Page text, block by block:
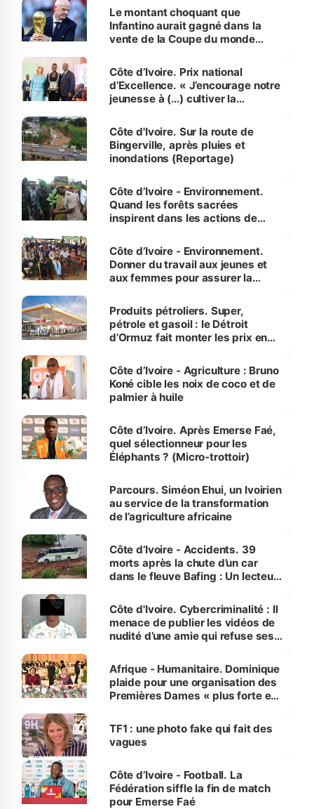
Le montant choquant que
Infantino aurait gagné dans la
vente de la Coupe du monde
Côte d’Ivoire. Prix national
d’Excellence. « J’encourage notre
jeunesse à (…) cultiver la
(Alassane Ouattara
Côte d'Ivoire. Sur la route de
Bingerville, après pluies et
inondations (Reportage)
Côte d’Ivoire - Environnement.
Quand les forêts sacrées
inspirent dans les actions de
Côte d’Ivoire - Environnement.
Donner du travail aux jeunes et
aux femmes pour assurer la
menacées
Produits pétroliers. Super,
pétrole et gasoil : le Détroit
d’Ormuz fait monter les prix en
Côte d’Ivoire - Agriculture : Bruno
Koné cible les noix de coco et de
palmier à huile
Côte d’Ivoire. Après Emerse Faé,
quel sélectionneur pour les
Éléphants ? (Micro-trottoir)
Parcours. Siméon Ehui, un Ivoirien
au service de la transformation
de l’agriculture africaine
Côte d’Ivoire - Accidents. 39
morts après la chute d’un car
dans le fleuve Bafing : Un lecteur
des Transports
Côte d'Ivoire. Cybercriminalité : Il
menace de publier les vidéos de
nudité d’une amie qui refuse ses
Afrique - Humanitaire. Dominique
plaide pour une organisation des
Premières Dames « plus forte et
sur la scène internationale »
TF1 : une photo fake qui fait des
vagues
Côte d’Ivoire - Football. La
Fédération siffle la fin de match
pour Emerse Faé